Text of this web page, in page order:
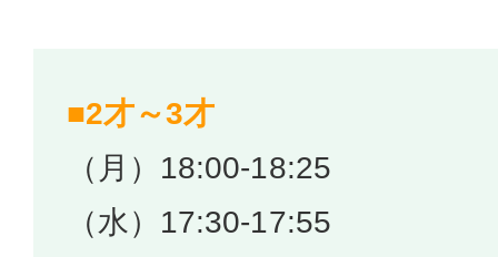
■2才～3才
（月）18:00-18:25
（水）17:30-17:55